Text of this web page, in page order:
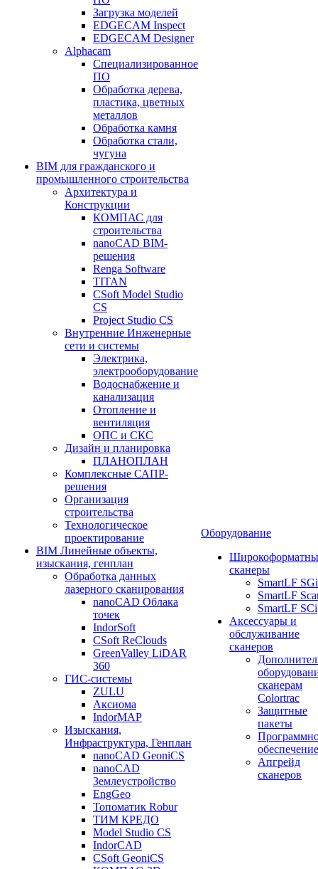
Загрузка моделей
EDGECAM Inspect
EDGECAM Designer
Alphacam
Специализированное
ПО
Обработка дерева,
пластика, цветных
металлов
Обработка камня
Обработка стали,
чугуна
BIM для гражданского и
промышленного строительства
Архитектура и
Конструкции
КОМПАС для
строительства
nanoCAD BIM-
решения
Renga Software
TITAN
CSoft Model Studio
CS
Project Studio CS
Внутренние Инженерные
сети и системы
Электрика,
электрооборудование
Водоснабжение и
канализация
Отопление и
вентиляция
ОПС и СКС
Дизайн и планировка
ПЛАНОПЛАН
Комплексные САПР-
решения
Организация
строительства
Технологическое
проектирование
BIM Линейные объекты,
изыскания, генплан
Обработка данных
лазерного сканирования
nanoCAD Облака
точек
IndorSoft
CSoft ReClouds
GreenValley LiDAR
360
ГИС-системы
ZULU
Аксиома
IndorMAP
Изыскания,
Инфраструктура, Генплан
nanoCAD GeoniCS
nanoCAD
Землеустройство
EngGeo
Топоматик Robur
ТИМ КРЕДО
Model Studio CS
IndorCAD
CSoft GeoniCS
Оборудование
сканеры
SmartLF SGi
SmartLF
SmartLF SCi
Аксессуары и
обслуживание
сканеров
сканерам
Colortrac
Защитные
пакеты
обеспечение
Апгрейд
сканеров